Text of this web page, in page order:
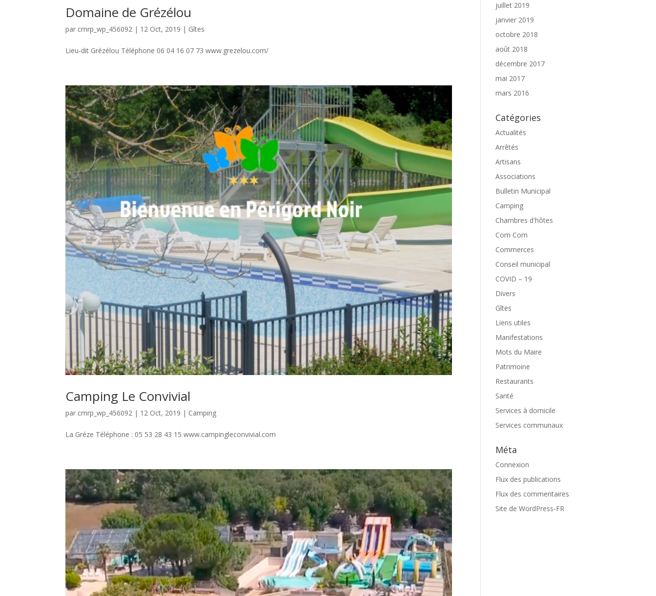
Domaine de Grézélou
par cmrp_wp_456092 | 12 Oct, 2019 | Gîtes
Lieu-dit Grézélou Téléphone 06 04 16 07 73 www.grezelou.com/
Camping Le Convivial
par cmrp_wp_456092 | 12 Oct, 2019 | Camping
La Gréze Téléphone : 05 53 28 43 15 www.campingleconvivial.com
juillet 2019
janvier 2019
octobre 2018
août 2018
décembre 2017
mai 2017
mars 2016
Catégories
Actualités
Arrêtés
Artisans
Associations
Bulletin Municipal
Camping
Chambres d'hôtes
Com Com
Commerces
Conseil municipal
COVID – 19
Divers
Gîtes
Liens utiles
Manifestations
Mots du Maire
Patrimoine
Restaurants
Santé
Services à domicile
Services communaux
Méta
Connexion
Flux des publications
Flux des commentaires
Site de WordPress-FR